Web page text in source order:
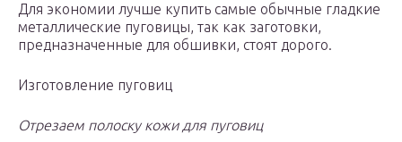
Для экономии лучше купить самые обычные гладкие
металлические пуговицы, так как заготовки,
предназначенные для обшивки, стоят дорого.
Изготовление пуговиц
Отрезаем полоску кожи для пуговиц